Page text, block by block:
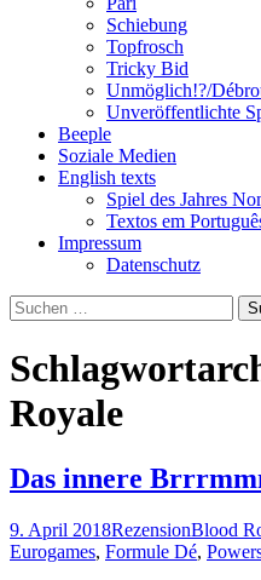
Schiebung
Topfrosch
Tricky Bid
Unmöglich!?/
Unveröffentlichte
Beeple
Soziale Medien
English texts
Spiel des Jahres
Textos em
Impressum
Datenschutz
Suchen
nach:
Royale
Das innere
9. April 2018RezensionBlood
Eurogames, Formule Dé,